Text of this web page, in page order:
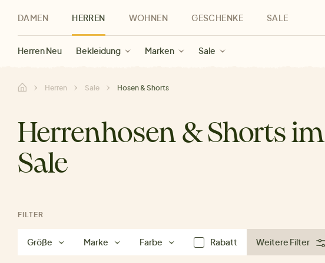
DAMEN
Neu Bekleidung Accessoires Marken
HERREN
Herren Neu Bekleidung Marken Sale
WOHNEN
Kategorien Marken Sale
GESCHENKE
Geschenke für Frauen Geschenke für Männer
SALE
Sale Damen Sale Herren
Herren Sale Hosen & Shorts
Herrenhosen & Shorts im
Sale
FILTER
Größe Marke Farbe Rabatt Weitere Filter